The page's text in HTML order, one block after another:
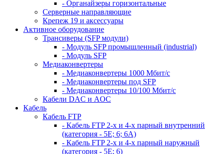
- Органайзеры горизонтальные
Серверные направляющие
Крепеж 19 и аксессуары
Активное оборудование
Трансиверы (SFP модули)
- Модуль SFP промышленный (industrial)
- Модуль SFP
Медиаконвертеры
- Медиаконвертеры 1000 Мбит/с
- Медиаконвертеры под SFP
- Медиаконвертеры 10/100 Мбит/с
Кабели DAC и AOC
Кабель
Кабель FTP
- Кабель FTP 2-х и 4-х парный внутренний
(категория - 5Е; 6; 6А)
- Кабель FTP 2-х и 4-х парный наружный
(категория - 5Е; 6)